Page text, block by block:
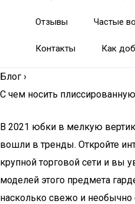
Отзывы Частые
Контакты Как
Блог ›
С чем носить
В 2021 юбки в мелкую
вошли в тренды. Откройте
крупной торговой сети и вы
моделей этого предмета
насколько свежо и необычно